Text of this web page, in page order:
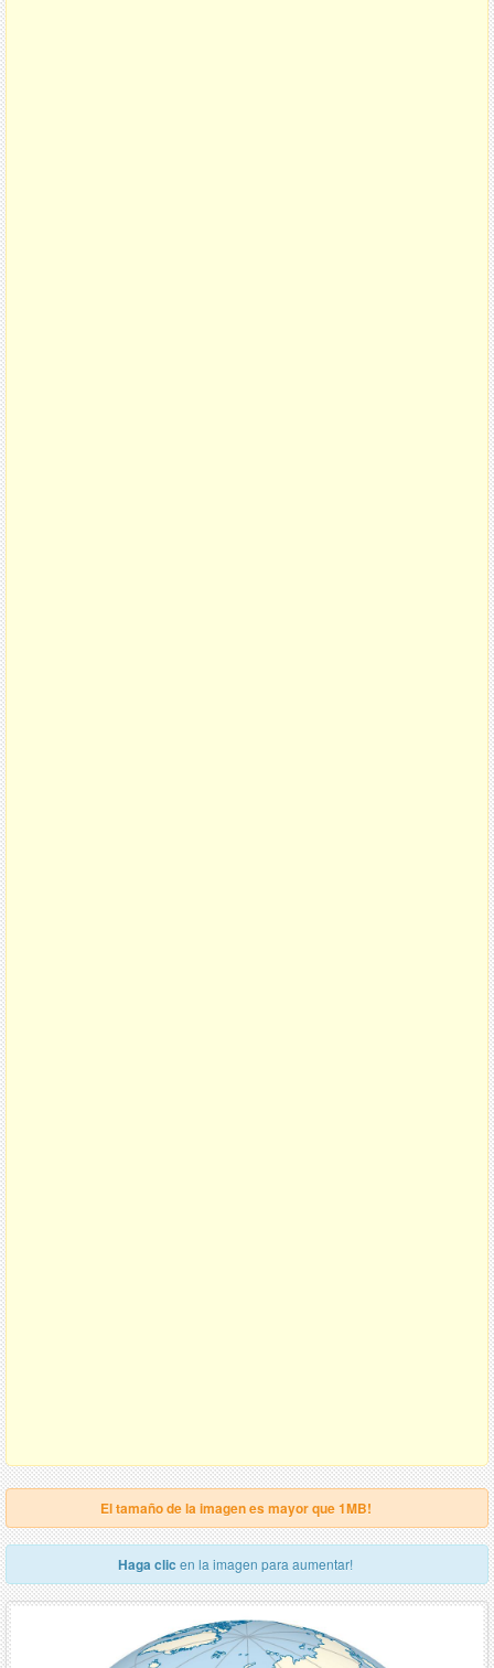
El tamaño de la imagen es mayor que 1MB!
Haga clic en la imagen para aumentar!